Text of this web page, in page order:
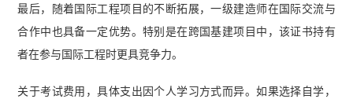
最后，随着国际工程项目的不断拓展，一级建造师在国际交流与
合作中也具备一定优势。特别是在跨国基建项目中，该证书持有
者在参与国际工程时更具竞争力。
关于考试费用，具体支出因个人学习方式而异。如果选择自学，